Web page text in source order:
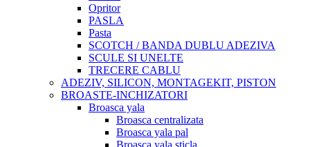
Opritor
PASLA
Pasta
SCOTCH / BANDA DUBLU ADEZIVA
SCULE SI UNELTE
TRECERE CABLU
ADEZIV, SILICON, MONTAGEKIT, PISTON
BROASTE-INCHIZATORI
Broasca yala
Broasca centralizata
Broasca yala pal
Broasca yala sticla